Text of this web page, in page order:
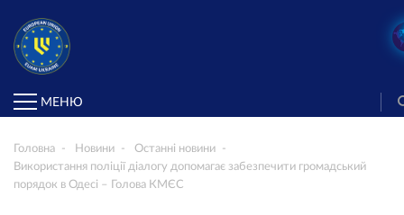
МЕНЮ
Головна Новини
Останні новини
Використання поліції діалогу допомагає забезпечити громадський
порядок в Одесі – Голова КМЄС